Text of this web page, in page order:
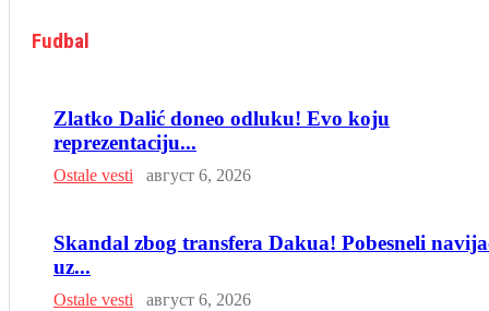
Fudbal
Zlatko Dalić doneo odluku! Evo koju
reprezentaciju...
Ostale vesti август 6, 2026
Skandal zbog transfera Dakua! Pobesneli
uz...
Ostale vesti август 6, 2026